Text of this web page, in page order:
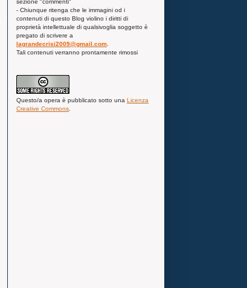
- Chiunque ritenga che le immagini od i
contenuti di questo Blog violino i diritti di
proprietà intellettuale di qualsivoglia soggetto è
pregato di scrivere a
lagrandecrisi2009@gmail.com
Tali contenuti verranno prontamente rimossi
Questo/a opera è pubblicato sotto una Licenza
Creative Commons